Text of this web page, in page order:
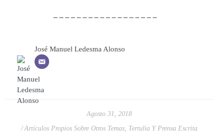
– – – – – – – – – – – – – – – – – –
José Manuel Ledesma Alonso
Agosto 31, 2018
Artículos Propios Sobre Otros Temas, Tertulia Y Prensa Escrita